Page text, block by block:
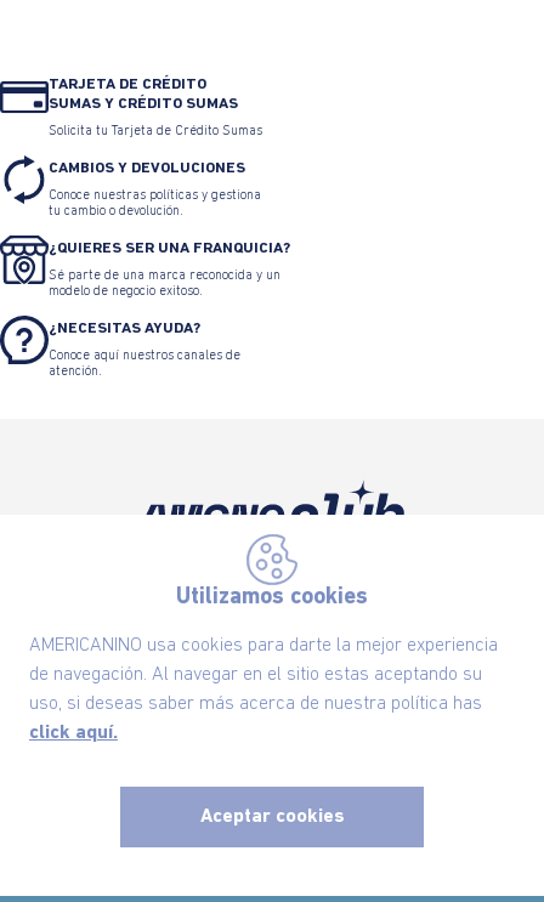
Utilizamos cookies
AMERICANINO usa cookies para darte la mejor experiencia
de navegación. Al navegar en el sitio estas aceptando su
uso, si deseas saber más acerca de nuestra política has
click aquí.
Aceptar cookies
TARJETA DE CRÉDITO
SUMAS Y CRÉDITO SUMAS
Solicita tu Tarjeta de Crédito Sumas
CAMBIOS Y DEVOLUCIONES
Conoce nuestras políticas y gestiona
tu cambio o devolución.
¿QUIERES SER UNA FRANQUICIA?
Sé parte de una marca reconocida y un
modelo de negocio exitoso.
¿NECESITAS AYUDA?
Conoce aquí nuestros canales de
atención.
Suscríbete ahora nuestro Newsletter y recibe
las ofertas exclusivas y lo último en moda
SUSCRÍBETE AHORA